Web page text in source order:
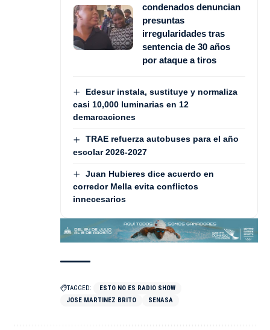
condenados denuncian
presuntas
irregularidades tras
sentencia de 30 años
por ataque a tiros
Edesur instala, sustituye y normaliza
casi 10,000 luminarias en 12
demarcaciones
TRAE refuerza autobuses para el año
escolar 2026-2027
Juan Hubieres dice acuerdo en
corredor Mella evita conflictos
innecesarios
TAGGED:
ESTO NO ES RADIO SHOW
JOSE MARTINEZ BRITO
SENASA